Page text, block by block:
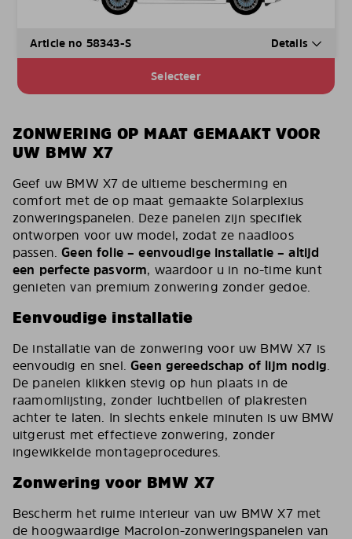
Article no 58343-S Details
Selecteer
ZONWERING OP MAAT GEMAAKT VOOR
UW BMW X7
Geef uw BMW X7 de ultieme bescherming en
comfort met de op maat gemaakte Solarplexius
zonweringspanelen. Deze panelen zijn specifiek
ontworpen voor uw model, zodat ze naadloos
passen.Geen folie – eenvoudige installatie – altijd
een perfecte pasvorm, waardoor u in no-time kunt
genieten van premium zonwering zonder gedoe.
Eenvoudige installatie
De installatie van de zonwering voor uw BMW X7 is
eenvoudig en snel.Geen gereedschap of lijm nodig.
De panelen klikken stevig op hun plaats in de
raamomlijsting, zonder luchtbellen of plakresten
achter te laten. In slechts enkele minuten is uw BMW
uitgerust met effectieve zonwering, zonder
ingewikkelde montageprocedures.
Zonwering voor BMW X7
Bescherm het ruime interieur van uw BMW X7 met
de hoogwaardige Macrolon-zonweringspanelen van